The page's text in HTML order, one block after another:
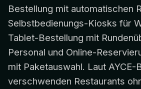
Bestellung mit automatischen
Selbstbedienungs-Kiosks für
Tablet-Bestellung mit
Personal und Online-
mit Paketauswahl. Laut AYCE-
verschwenden Restaurants